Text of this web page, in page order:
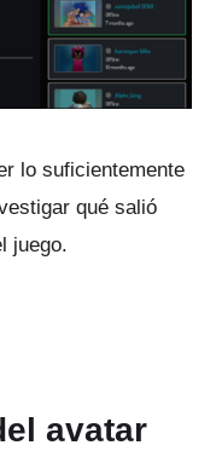
lo suficientemente
qué salió
juego.
avatar